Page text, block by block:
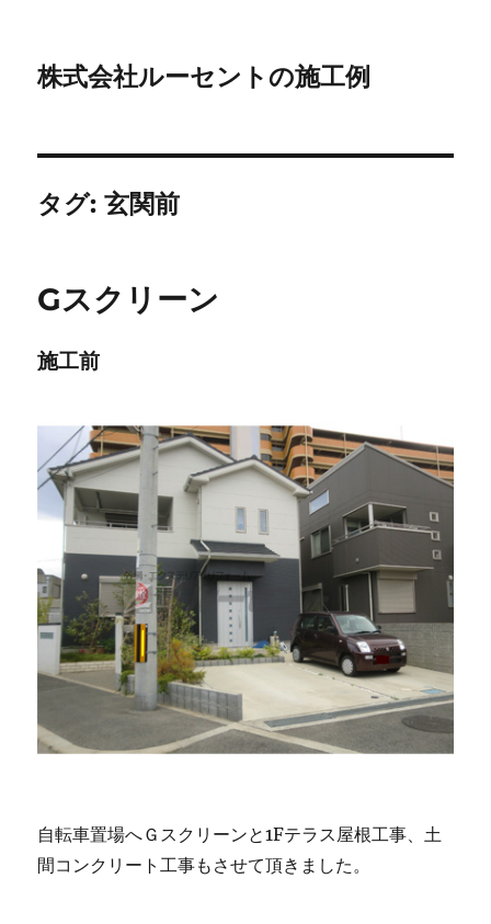
株式会社ルーセントの施工例
タグ:玄関前
Gスクリーン
施工前
自転車置場へＧスクリーンと1Fテラス屋根工事、土
間コンクリート工事もさせて頂きました。